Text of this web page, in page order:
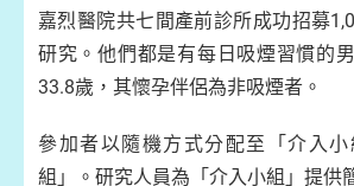
嘉烈醫院共七間產前診所成功招募
研究。他們都是有每日吸煙習慣的
33.8歲，其懷孕伴侶為非吸煙者。
參加者以隨機方式分配至「介入
組」。研究人員為「介入小組」提供